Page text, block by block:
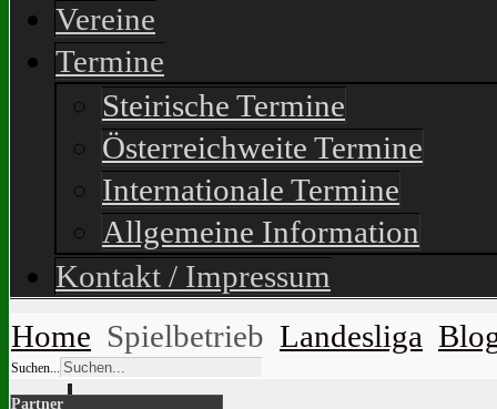
Vereine
Termine
Steirische Termine
Österreichweite Termine
Internationale Termine
Allgemeine Information
Kontakt / Impressum
Home Spielbetrieb Landesliga
Suchen...
Partner